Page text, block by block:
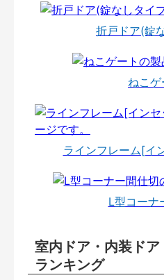
折戸ドア(錠
ねこゲ
ラインフレーム[イ
L型コーナ
室内ドア・内装ド
ランキング